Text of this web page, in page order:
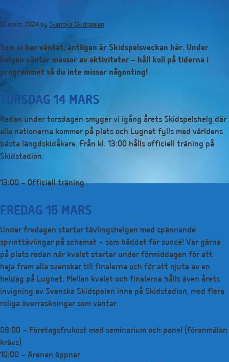
huvudinnehåll
12 mars, 2024 by Svenska Skidspelen
Som vi har väntat, äntligen är Skidspelsveckan här. Under
helgen väntar massor av aktiviteter – håll koll på tiderna i
programmet så du inte missar någonting!
TORSDAG 14 MARS
Redan under torsdagen smyger vi igång årets Skidspelshelg där
alla nationerna kommer på plats och Lugnet fylls med världens
bästa längdskidåkare. Från kl. 13:00 hålls officiell träning på
Skidstadion.
13:00 – Officiell träning
FREDAG 15 MARS
Under fredagen startar tävlingshelgen med spännande
sprinttävlingar på schemat – som bäddat för succé! Var gärna
på plats redan när kvalet startar under förmiddagen för att
heja fram alla svenskar till finalerna och för att njuta av en
heldag på Lugnet. Mellan kvalet och finalerna hålls även årets
invigning av Svenska Skidspelen inne på Skidstadion, med flera
roliga överraskningar som väntar.
08:00 – Företagsfrukost med seminarium och panel (föranmälan
krävs)
10:00 – Arenan öppnar